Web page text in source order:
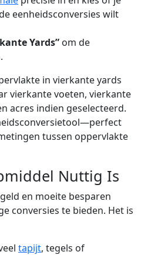
eenheidsconversies wilt
Yards” om de
in vierkante yards
vierkante voeten, vierkante
acres indien geselecteerd.
tussen oppervlakte
Nuttig Is
en moeite besparen
conversies te bieden. Het is
tapijt, tegels of